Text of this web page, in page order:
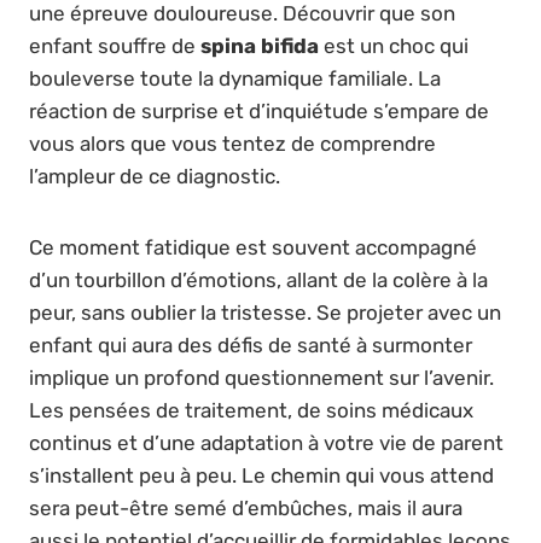
une épreuve douloureuse. Découvrir que son
enfant souffre de spina bifida est un choc qui
bouleverse toute la dynamique familiale. La
réaction de surprise et d’inquiétude s’empare de
vous alors que vous tentez de comprendre
l’ampleur de ce diagnostic.
Ce moment fatidique est souvent accompagné
d’un tourbillon d’émotions, allant de la colère à la
peur, sans oublier la tristesse. Se projeter avec un
enfant qui aura des défis de santé à surmonter
implique un profond questionnement sur l’avenir.
Les pensées de traitement, de soins médicaux
continus et d’une adaptation à votre vie de parent
s’installent peu à peu. Le chemin qui vous attend
sera peut-être semé d’embûches, mais il aura